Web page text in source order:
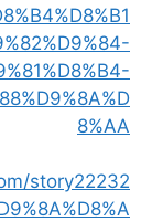
8%AA
story22232